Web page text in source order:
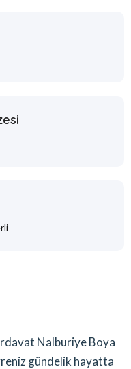
Nalburiye Boya
gündelik hayatta